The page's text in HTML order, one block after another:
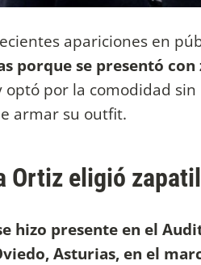
apariciones en
porque se presentó
optó por la comodidad
armar su outfit.
Ortiz eligió
hizo presente en el
Asturias, en el